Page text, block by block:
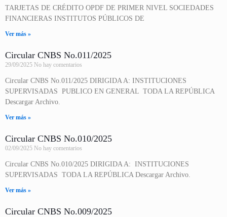
TARJETAS DE CRÉDITO OPDF DE PRIMER NIVEL SOCIEDADES
FINANCIERAS INSTITUTOS PÚBLICOS DE
Ver más »
Circular CNBS No.011/2025
29/09/2025 No hay comentarios
Circular CNBS No.011/2025 DIRIGIDA A: INSTITUCIONES
SUPERVISADAS PUBLICO EN GENERAL TODA LA REPÚBLICA
Descargar Archivo.
Ver más »
Circular CNBS No.010/2025
02/09/2025 No hay comentarios
Circular CNBS No.010/2025 DIRIGIDA A: INSTITUCIONES
SUPERVISADAS TODA LA REPÚBLICA Descargar Archivo.
Ver más »
Circular CNBS No.009/2025